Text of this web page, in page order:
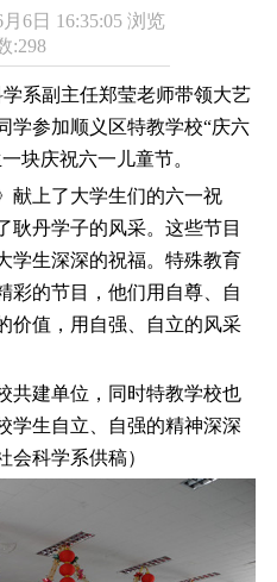
6日 16:35:05 浏览
:298
学系副主任郑莹老师带领大艺
学参加顺义区特教学校“庆六
块庆祝六一儿童节。
献上了大学生们的六一祝
耿丹学子的风采。这些节目
学生深深的祝福。特殊教育
彩的节目，他们用自尊、自
价值，用自强、自立的风采
建单位，同时特教学校也
学生自立、自强的精神深深
会科学系供稿）